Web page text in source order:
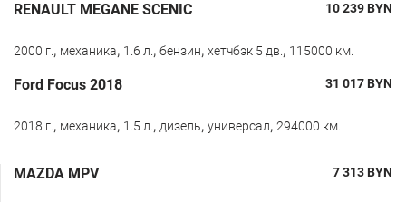
RENAULT MEGANE SCENIC 10 239BYN
2000 г., механика, 1.6 л., бензин, хетчбэк 5 дв., 115000 км.
Ford Focus 2018 31 017BYN
2018 г., механика, 1.5 л., дизель, универсал, 294000 км.
MAZDA MPV 7 313BYN